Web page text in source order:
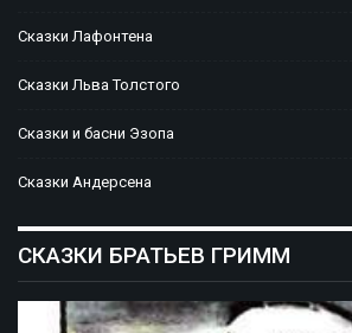
Сказки Лафонтена
Сказки Льва Толстого
Сказки и басни Эзопа
Сказки Андерсена
СКАЗКИ БРАТЬЕВ ГРИММ